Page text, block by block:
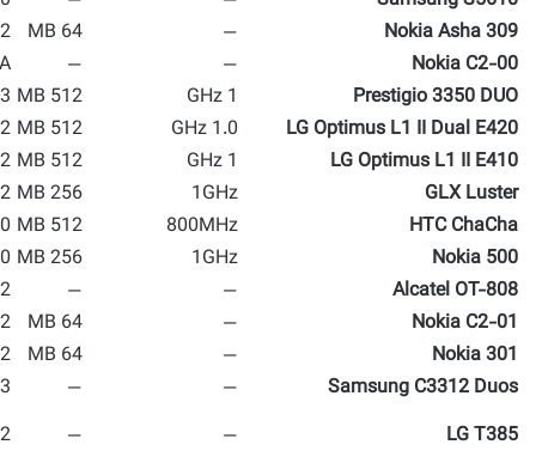
Nokia Asha 309
—
64 MB
2 MP
Nokia C2-00
—
—
Prestigio 3350 DUO
1 GHz
512 MB
3 MP
LG Optimus L1 II Dual E420
1.0 GHz
512 MB
2 MP
LG Optimus L1 II E410
1 GHz
512 MB
2 MP
GLX Luster
1GHz
256 MB
2 MP
HTC ChaCha
800MHz
512 MB
Nokia 500
1GHz
256 MB
Alcatel OT-808
—
—
2 MP
Nokia C2-01
—
64 MB
Nokia 301
—
64 MB
Samsung C3312 Duos
—
—
LG T385
—
—
2 MP